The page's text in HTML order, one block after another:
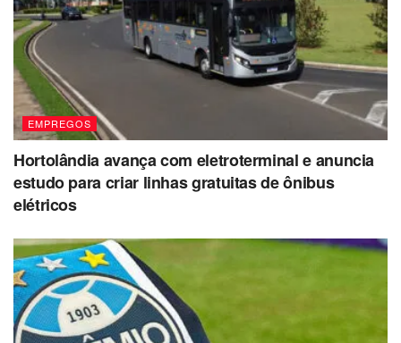
EMPREGOS
Hortolândia avança com eletroterminal e anuncia
estudo para criar linhas gratuitas de ônibus
elétricos